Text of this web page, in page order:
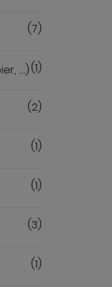
(7)
...)(1)
(2)
(1)
(1)
(3)
(1)